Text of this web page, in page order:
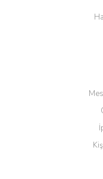
Ürün resmi
Ürün
Ürün bilgilerinde
Ürün fiyatı diğer
Bu ürüne benzer